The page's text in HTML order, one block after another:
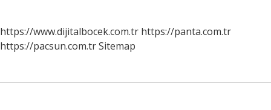
https://www.dijitalbocek.com.tr https://panta.com.tr
https://pacsun.com.trSitemap